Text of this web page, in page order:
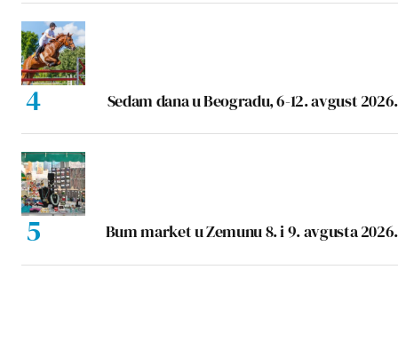
Sedam dana u Beogradu, 6-12. avgust 2026.
Bum market u Zemunu 8. i 9. avgusta 2026.